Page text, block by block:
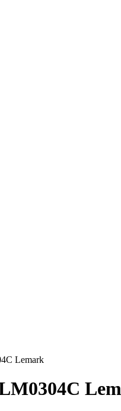
Lemark